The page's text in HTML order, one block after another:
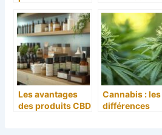
meilleur parti de
votre achat en
ligne
CBD avec
CBD et leurs
produits CBD
cher pour le
sevrage
Les avantages
des produits CBD
Cannabis : les
différences